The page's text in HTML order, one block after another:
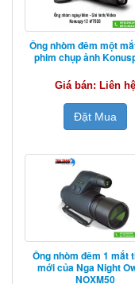
Ống nhòm đêm một
phim chụp ảnh
Giá bán: Liên hệ
Đặt Mua
Ống nhòm đêm 1 mắt
mới của Nga Night
NOXM50